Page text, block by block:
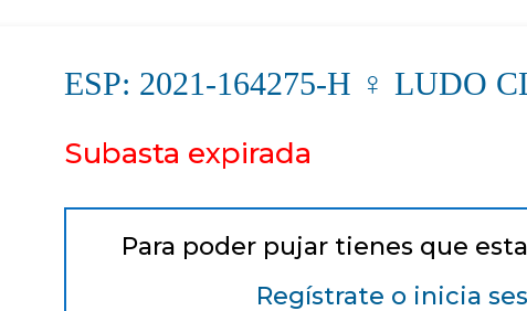
ESP: 2021-164275-H ♀ LUDO
Subasta expirada
Para poder pujar tienes que
Regístrate o inicia